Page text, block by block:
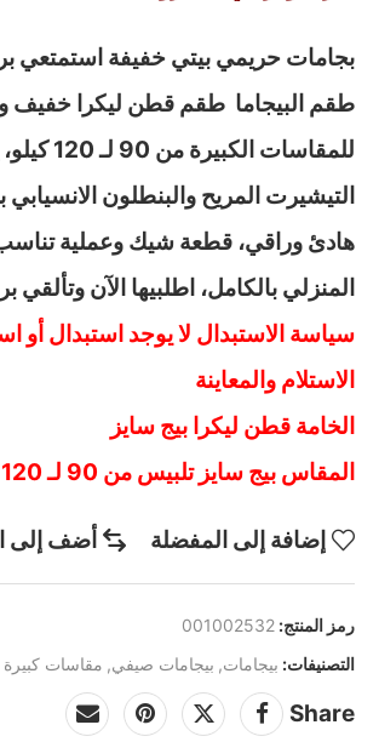
بجامات حريمي بيتي خفيفة استمتعي
طقم البيجاما طقم قطن ليكرا خفيف
للمقاسات
التيشيرت المريح والبنطلون
هادئ وراقي، قطعة شيك وعملية
المنزلي بالكامل، اطلبيها الآن وتألقي
سياسة الاستبدال لا يوجد استبدال أو
الاستلام والمعاينة
الخامة قطن ليكرا بيج سايز
المقاس بيج سايز تلبيس من 90 لـ 120 كيلو
إضافة إلى المفضلة أضف إلى
رمز المنتج: 001002532
التصنيفات: بيجامات, بيجامات صيفي, مقاسات كبيرة
Share